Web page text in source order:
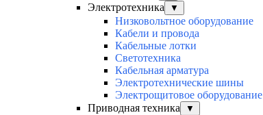
Электротехника ▼
Низковольтное оборудование
Кабели и провода
Кабельные лотки
Светотехника
Кабельная арматура
Электротехнические шины
Электрощитовое оборудование
Приводная техника
▼